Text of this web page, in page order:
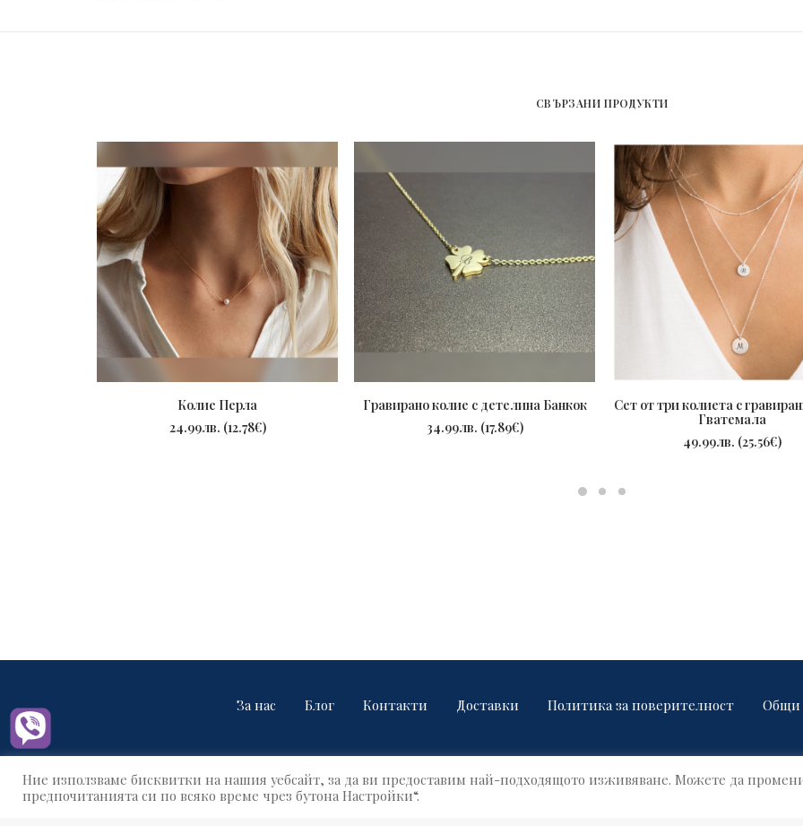
СВЪРЗАНИ ПРОДУКТИ
Колие Перла
24.99лв. (12.78€)
Гравирано колие с детелина Банкок
34.99лв. (17.89€)
ПОРЪЧАЙ
Сет от три колиета с
Гватемала
49.99лв. (25.56€)
За нас Блог Контакти Доставки Политика за поверителност Общи
© 2021 Name Factory. All rights reserved!
Ние използваме бисквитки на нашия уебсайт, за да ви предоставим най-подходящото изживяване. Можете да
предпочитанията си по всяко време чрез бутона Настройки“.